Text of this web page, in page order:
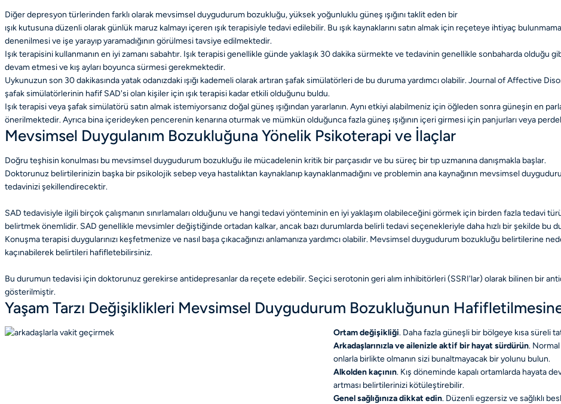
Diğer depresyon türlerinden farklı olarak mevsimsel duygudurum bozukluğu, yüksek yoğunluklu güneş ışığını taklit eden bir
ışık kutusuna düzenli olarak günlük maruz kalmayı içeren ışık terapisiyle tedavi edilebilir. Bu ışık kaynaklarını satın almak için reçeteye ihtiyaç
denenilmesi ve işe yarayıp yaramadığının görülmesi tavsiye edilmektedir.
Işık terapisini kullanmanın en iyi zamanı sabahtır. Işık terapisi genellikle günde yaklaşık 30 dakika sürmekte ve tedavinin genellikle sonbaharda olduğu
devam etmesi ve kış ayları boyunca sürmesi gerekmektedir.
Uykunuzun son 30 dakikasında yatak odanızdaki ışığı kademeli olarak artıran şafak simülatörleri de bu duruma yardımcı olabilir. Journal of Affective
şafak simülatörlerinin hafif SAD'si olan kişiler için ışık terapisi kadar etkili olduğunu buldu.
Işık terapisi veya şafak simülatörü satın almak istemiyorsanız doğal güneş ışığından yararlanın. Aynı etkiyi alabilmeniz için öğleden sonra güneşin en
önerilmektedir. Ayrıca bina içerideyken pencerenin kenarına oturmak ve mümkün olduğunca fazla güneş ışığının içeri girmesi için panjurları veya
Mevsimsel Duygulanım Bozukluğuna Yönelik Psikoterapi ve İlaçlar
Doğru teşhisin konulması bu mevsimsel duygudurum bozukluğu ile mücadelenin kritik bir parçasıdır ve bu süreç bir tıp uzmanına danışmakla başlar.
Doktorunuz belirtilerinizin başka bir psikolojik sebep veya hastalıktan kaynaklanıp kaynaklanmadığını ve problemin ana kaynağının mevsimsel
tedavinizi şekillendirecektir.
SAD tedavisiyle ilgili birçok çalışmanın sınırlamaları olduğunu ve hangi tedavi yönteminin en iyi yaklaşım olabileceğini görmek için birden fazla tedavi
belirtmek önemlidir. SAD genellikle mevsimler değiştiğinde ortadan kalkar, ancak bazı durumlarda belirli tedavi seçenekleriyle daha hızlı bir şekilde bu
Konuşma terapisi duygularınızı keşfetmenize ve nasıl başa çıkacağınızı anlamanıza yardımcı olabilir. Mevsimsel duygudurum bozukluğu belirtilerine
kaçınabilerek belirtileri hafifletebilirsiniz.
Bu durumun tedavisi için doktorunuz gerekirse antidepresanlar da reçete edebilir. Seçici serotonin geri alım inhibitörleri (SSRI'lar) olarak bilinen bir
gösterilmiştir.
Yaşam Tarzı Değişiklikleri Mevsimsel Duygudurum Bozukluğunun Hafifletilmesine
Ortam değişikliği. Daha fazla güneşli bir bölgeye kısa süreli
Arkadaşlarınızla ve ailenizle aktif bir hayat sürdürün.
onlarla birlikte olmanın sizi bunaltmayacak bir yolunu bulun.
Alkolden kaçının. Kış döneminde kapalı ortamlarda hayata
artması belirtilerinizi kötüleştirebilir.
Genel sağlığınıza dikkat edin. Düzenli egzersiz ve sağlıklı